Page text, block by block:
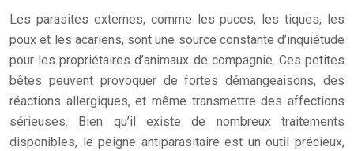
Les parasites externes, comme les puces, les tiques, les
poux et les acariens, sont une source constante d’inquiétude
pour les propriétaires d’animaux de compagnie. Ces petites
bêtes peuvent provoquer de fortes démangeaisons, des
réactions allergiques, et même transmettre des affections
sérieuses. Bien qu’il existe de nombreux traitements
disponibles, le peigne antiparasitaire est un outil précieux,